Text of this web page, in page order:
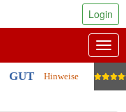
GUT Hinweise
Login